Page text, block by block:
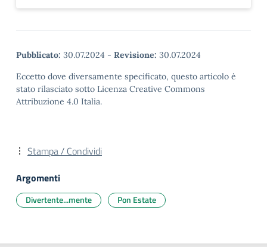
Pubblicato: 30.07.2024 - Revisione: 30.07.2024
Eccetto dove diversamente specificato, questo articolo è
stato rilasciato sotto Licenza Creative Commons
Attribuzione 4.0 Italia.
Stampa / Condividi
Argomenti
Divertente...mente Pon Estate